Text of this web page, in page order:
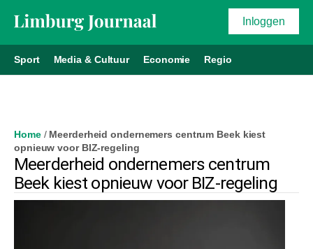
Inloggen
Sport Media & Cultuur Economie Regio
Home/ Meerderheid ondernemers centrum Beek kiest
opnieuw voor BIZ-regeling
Meerderheid ondernemers centrum
Beek kiest opnieuw voor BIZ-regeling